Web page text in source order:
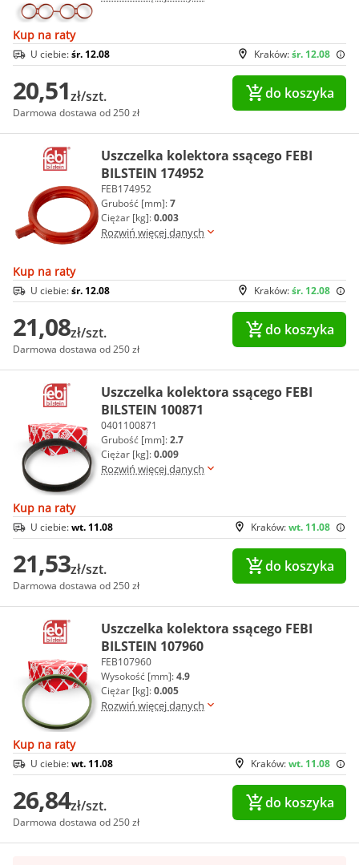
Kup na raty
Kraków:śr. 12.08
U ciebie:śr. 12.08
20,51zł/szt.
Darmowa dostawa od 250 zł
do koszyka
Uszczelka kolektora ssącego FEBI
BILSTEIN 174952
FEB174952
Grubość [mm]:7
Ciężar [kg]:0.003
Rozwiń więcej danych
Kup na raty
Kraków:śr. 12.08
U ciebie:śr. 12.08
21,08zł/szt.
Darmowa dostawa od 250 zł
do koszyka
Uszczelka kolektora ssącego FEBI
BILSTEIN 100871
0401100871
Grubość [mm]:2.7
Ciężar [kg]:0.009
Rozwiń więcej danych
Kup na raty
Kraków:wt. 11.08
U ciebie:wt. 11.08
21,53zł/szt.
Darmowa dostawa od 250 zł
do koszyka
Uszczelka kolektora ssącego FEBI
BILSTEIN 107960
FEB107960
Wysokość [mm]:4.9
Ciężar [kg]:0.005
Rozwiń więcej danych
Kup na raty
Kraków:wt. 11.08
U ciebie:wt. 11.08
26,84zł/szt.
Darmowa dostawa od 250 zł
do koszyka